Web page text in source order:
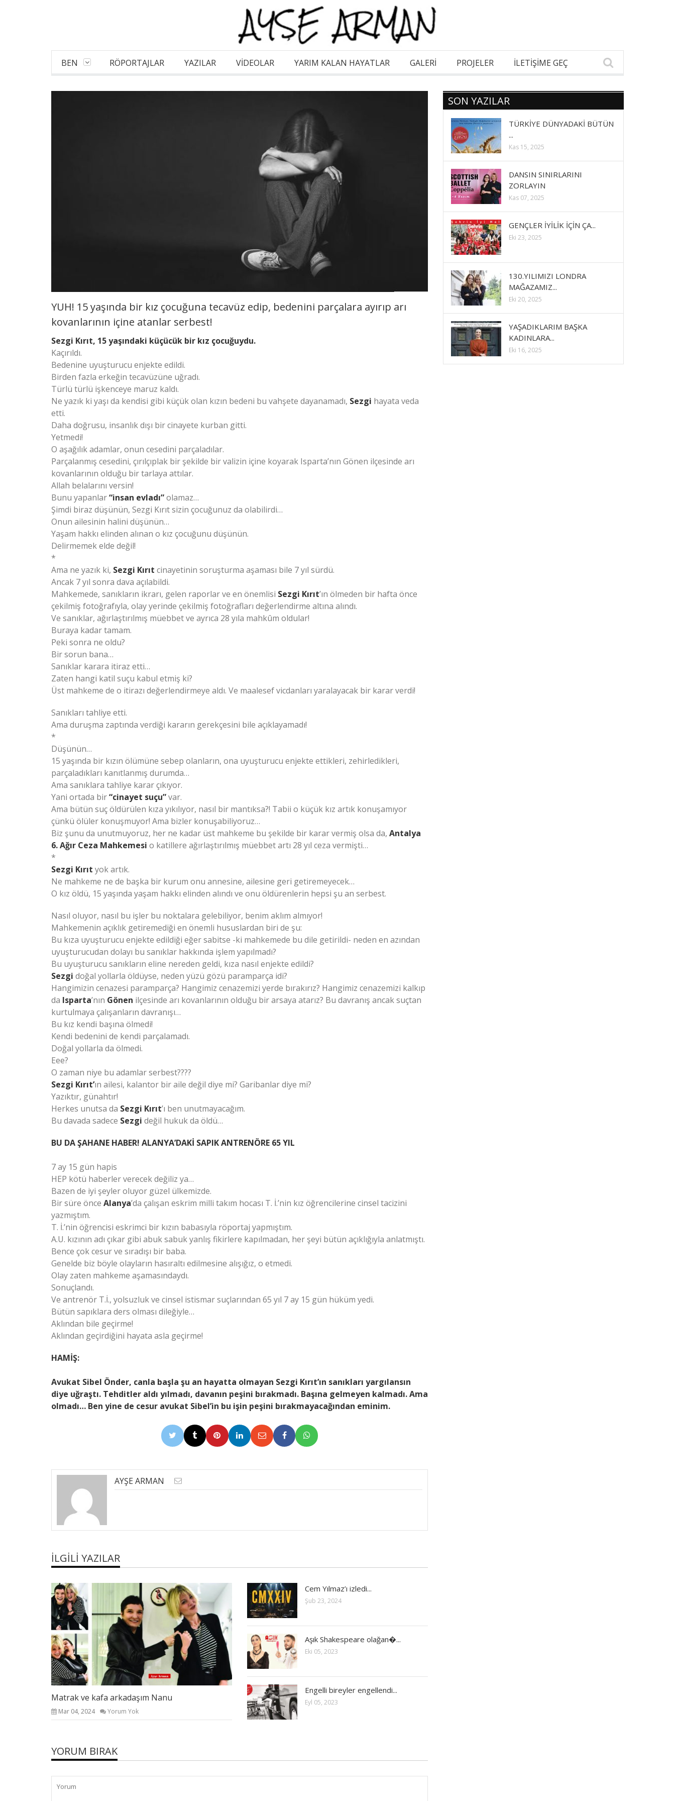
BEN RÖPORTAJLAR YAZILAR VİDEOLAR YARIM KALAN HAYATLAR GALERI PROJELER İLETİŞİME GEÇ
YUH! 15 yaşında bir kız çocuğuna tecavüz edip, bedenini parçalara ayırıp arı
kovanlarının içine atanlar serbest!
Sezgi Kırıt, 15 yaşındaki küçücük bir kız çocuğuydu.
Kaçırıldı.
Bedenine uyuşturucu enjekte edildi.
Birden fazla erkeğin tecavüzüne uğradı.
Türlü türlü işkenceye maruz kaldı.
Ne yazık ki yaşı da kendisi gibi küçük olan kızın bedeni bu vahşete dayanamadı, Sezgi hayata veda
etti.
Daha doğrusu, insanlık dışı bir cinayete kurban gitti.
Yetmedi!
O aşağılık adamlar, onun cesedini parçaladılar.
Parçalanmış cesedini, çırılçıplak bir şekilde bir valizin içine koyarak Isparta’nın Gönen ilçesinde arı
kovanlarının olduğu bir tarlaya attılar.
Allah belalarını versin!
Bunu yapanlar“insan evladı”olamaz…
Şimdi biraz düşünün, Sezgi Kırıt sizin çocuğunuz da olabilirdi…
Onun ailesinin halini düşünün…
Yaşam hakkı elinden alınan o kız çocuğunu düşünün.
Delirmemek elde değil!
*
Ama ne yazık ki, Sezgi Kırıt cinayetinin soruşturma aşaması bile 7 yıl sürdü.
Ancak 7 yıl sonra dava açılabildi.
Mahkemede, sanıkların ikrarı, gelen raporlar ve en önemlisi Sezgi Kırıt’ın ölmeden bir hafta önce
çekilmiş fotoğrafıyla, olay yerinde çekilmiş fotoğrafları değerlendirme altına alındı.
Ve sanıklar, ağırlaştırılmış müebbet ve ayrıca 28 yıla mahkûm oldular!
Buraya kadar tamam.
Peki sonra ne oldu?
Bir sorun bana…
Sanıklar karara itiraz etti…
Zaten hangi katil suçu kabul etmiş ki?
Üst mahkeme de o itirazı değerlendirmeye aldı. Ve maalesef vicdanları yaralayacak bir karar verdi!
Sanıkları tahliye etti.
Ama duruşma zaptında verdiği kararın gerekçesini bile açıklayamadı!
*
Düşünün…
15 yaşında bir kızın ölümüne sebep olanların, ona uyuşturucu enjekte ettikleri, zehirledikleri,
parçaladıkları kanıtlanmış durumda…
Ama sanıklara tahliye karar çıkıyor.
Yani ortada bir“cinayet suçu”var.
Ama bütün suç öldürülen kıza yıkılıyor, nasıl bir mantıksa?! Tabii o küçük kız artık konuşamıyor
çünkü ölüler konuşmuyor! Ama bizler konuşabiliyoruz…
Biz şunu da unutmuyoruz, her ne kadar üst mahkeme bu şekilde bir karar vermiş olsa da, Antalya
6. Ağır Ceza Mahkemesi o katillere ağırlaştırılmış müebbet artı 28 yıl ceza vermişti…
*
Sezgi Kırıt yok artık.
Ne mahkeme ne de başka bir kurum onu annesine, ailesine geri getiremeyecek…
O kız öldü, 15 yaşında yaşam hakkı elinden alındı ve onu öldürenlerin hepsi şu an serbest.
Nasıl oluyor, nasıl bu işler bu noktalara gelebiliyor, benim aklım almıyor!
Mahkemenin açıklık getiremediği en önemli hususlardan biri de şu:
Bu kıza uyuşturucu enjekte edildiği eğer sabitse -ki mahkemede bu dile getirildi- neden en azından
uyuşturucudan dolayı bu sanıklar hakkında işlem yapılmadı?
Bu uyuşturucu sanıkların eline nereden geldi, kıza nasıl enjekte edildi?
Sezgi doğal yollarla öldüyse, neden yüzü gözü paramparça idi?
Hangimizin cenazesi paramparça? Hangimiz cenazemizi yerde bırakırız? Hangimiz cenazemizi kalkıp
da Isparta’nın Gönen ilçesinde arı kovanlarının olduğu bir arsaya atarız? Bu davranış ancak suçtan
kurtulmaya çalışanların davranışı…
Bu kız kendi başına ölmedi!
Kendi bedenini de kendi parçalamadı.
Doğal yollarla da ölmedi.
Eee?
O zaman niye bu adamlar serbest????
Sezgi Kırıt’ın ailesi, kalantor bir aile değil diye mi? Garibanlar diye mi?
Yazıktır, günahtır!
Herkes unutsa da Sezgi Kırıt’ı ben unutmayacağım.
Bu davada sadece Sezgi değil hukuk da öldü…
BU DA ŞAHANE HABER! ALANYA’DAKİ SAPIK ANTRENÖRE 65 YIL
7 ay 15 gün hapis
HEP kötü haberler verecek değiliz ya…
Bazen de iyi şeyler oluyor güzel ülkemizde.
Bir süre önce Alanya’da çalışan eskrim milli takım hocası T. İ.’nin kız öğrencilerine cinsel tacizini
yazmıştım.
T. İ.’nin öğrencisi eskrimci bir kızın babasıyla röportaj yapmıştım.
A.U. kızının adı çıkar gibi abuk sabuk yanlış fikirlere kapılmadan, her şeyi bütün açıklığıyla anlatmıştı.
Bence çok cesur ve sıradışı bir baba.
Genelde biz böyle olayların hasıraltı edilmesine alışığız, o etmedi.
Olay zaten mahkeme aşamasındaydı.
Sonuçlandı.
Ve antrenör T.İ., yolsuzluk ve cinsel istismar suçlarından 65 yıl 7 ay 15 gün hüküm yedi.
Bütün sapıklara ders olması dileğiyle…
Aklından bile geçirme!
Aklından geçirdiğini hayata asla geçirme!
HAMİŞ:
Avukat Sibel Önder, canla başla şu an hayatta olmayan Sezgi Kırıt’ın sanıkları yargılansın
diye uğraştı. Tehditler aldı yılmadı, davanın peşini bırakmadı. Başına gelmeyen kalmadı. Ama
olmadı… Ben yine de cesur avukat Sibel’in bu işin peşini bırakmayacağından eminim.
AYŞE ARMAN
İLGILI YAZILAR
Matrak ve kafa arkadaşım Nanu
Mar 04, 2024 Yorum Yok
Cem Yılmaz’ı izledi...
Şub 23, 2024
Aşık Shakespeare olağan�...
Eki 05, 2023
Engelli bireyler engellendi...
Eyl 05, 2023
YORUM BIRAK
SON YAZILAR
TÜRKİYE DÜNYADAKİ BÜTÜN
...
Kas 15, 2025
DANSIN SINIRLARINI
ZORLAYIN
Kas 07, 2025
GENÇLER İYİLİK İÇİN ÇA...
Eki 23, 2025
130.YILIMIZI LONDRA
MAĞAZAMIZ...
Eki 20, 2025
YAŞADIKLARIM BAŞKA
KADINLARA...
Eki 16, 2025